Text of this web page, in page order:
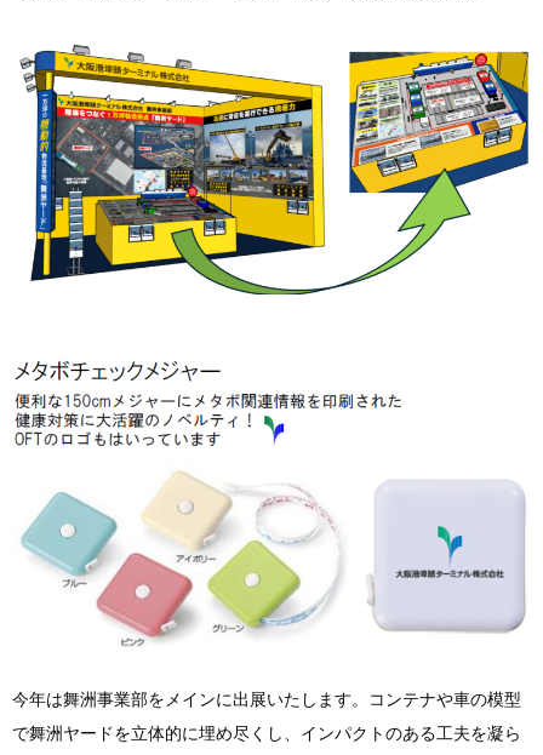
今年は舞洲事業部をメインに出展いたします。コンテナや車の模型
で舞洲ヤードを立体的に埋め尽くし、インパクトのある工夫を凝ら